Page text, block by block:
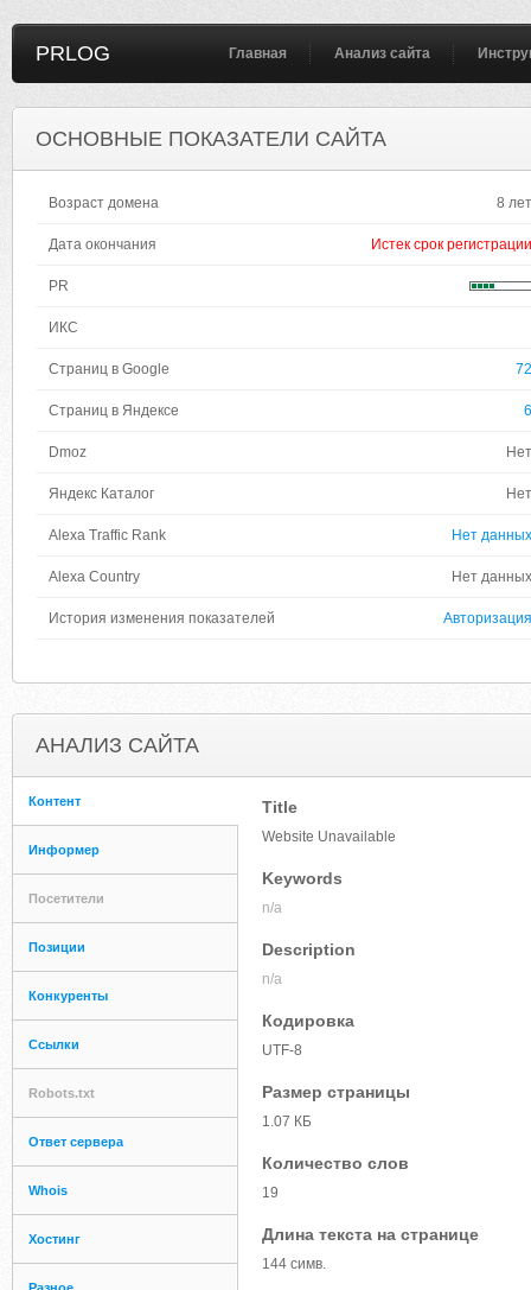
PRLOG Главная Анализ сайта
ОСНОВНЫЕ ПОКАЗАТЕЛИ САЙТА
Возраст домена 8 лет
Дата окончания Истек срок регистрации
PR
ИКС
Страниц в Google 72
Страниц в Яндексе 6
Dmoz Нет
Яндекс Каталог Нет
Alexa Traffic Rank Нет данных
Alexa Country Нет данных
История изменения показателей Авторизация
АНАЛИЗ САЙТА
Контент
Информер
Посетители
Позиции
Конкуренты
Ссылки
Robots.txt
Ответ сервера
Whois
Хостинг
Title
Website Unavailable
Keywords
n/a
Description
n/a
Кодировка
UTF-8
Размер страницы
1.07 КБ
Количество слов
19
Длина текста на странице
144 симв.